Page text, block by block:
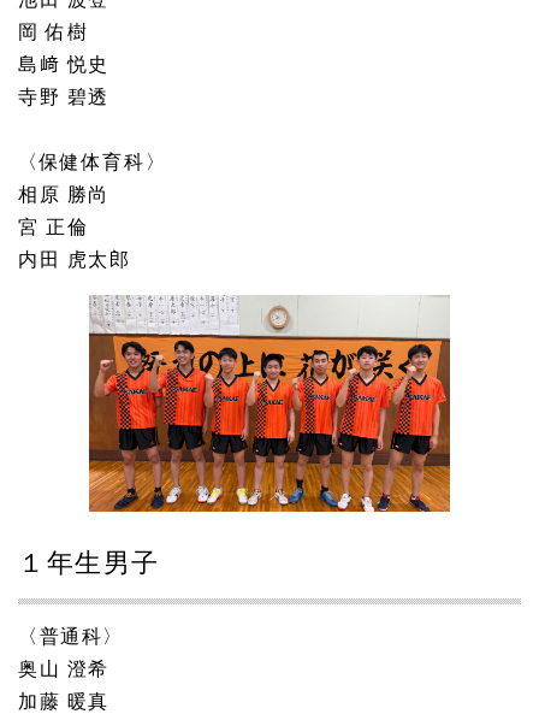
岡 佑樹
島﨑 悦史
寺野 碧透
〈保健体育科〉
相原 勝尚
宮 正倫
内田 虎太郎
１年生男子
〈普通科〉
奥山 澄希
加藤 暖真